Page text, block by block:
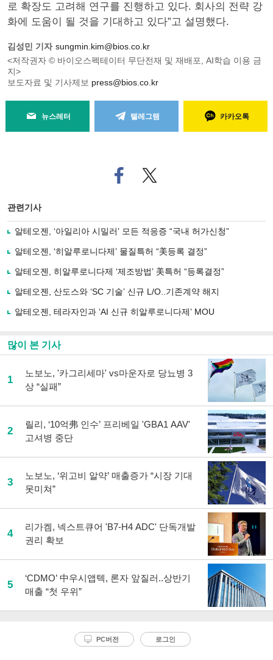
로 확장도 고려해 연구를 진행하고 있다. 회사의 전략 강
화에 도움이 될 것을 기대하고 있다”고 설명했다.
김성민 기자 sungmin.kim@bios.co.kr
<저작권자 © 바이오스펙테이터 무단전재 및 재배포, AI학습 이용 금
지>
보도자료 및 기사제보 press@bios.co.kr
뉴스레터 텔레그램 카카오톡
페
이
로
기
사
유
기
트위
터로
관련기사
알테오젠, ‘아일리아 시밀러’ 모든 적응증 “국내 허가신청”
알테오젠, ‘히알루로니다제’ 물질특허 “美등록 결정”
알테오젠, 히알루로니다제 ‘제조방법’ 美특허 “등록결정”
알테오젠, 산도스와 ‘SC 기술’ 신규 L/O..기존계약 해지
알테오젠, 테라자인과 ‘AI 신규 히알루로니다제’ MOU
많이 본 기사
1
노보노, '카그리세마' vs마운자로 당뇨병 3
상 “실패”
2
릴리, ‘10억弗 인수’ 프리베일 'GBA1 AAV'
고셔병 중단
3
노보노, ‘위고비 알약’ 매출증가 “시장 기대
못미쳐”
4
리가켐, 넥스트큐어 'B7-H4 ADC' 단독개발
권리 확보
5
‘CDMO’ 中우시앱텍, 론자 앞질러..상반기
매출 “첫 우위”
PC버전 로그인